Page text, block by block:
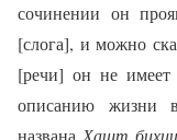
сочинении он
[слога], и можно
[речи] он не имеет
описанию жизни
названаХашт